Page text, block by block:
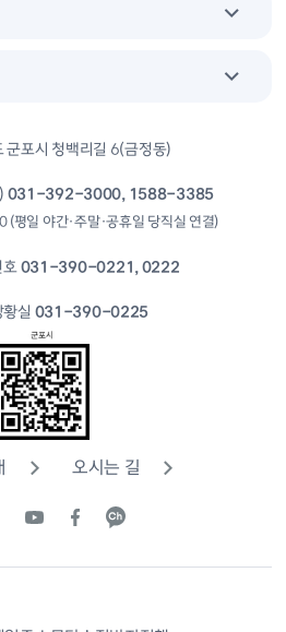
포시 청백리길 6(금정동)
031-392-3000, 1588-3385
평일 야간·주말·공휴일 당직실 연결)
호031-390-0221, 0222
실 031-390-0225
오시는 길